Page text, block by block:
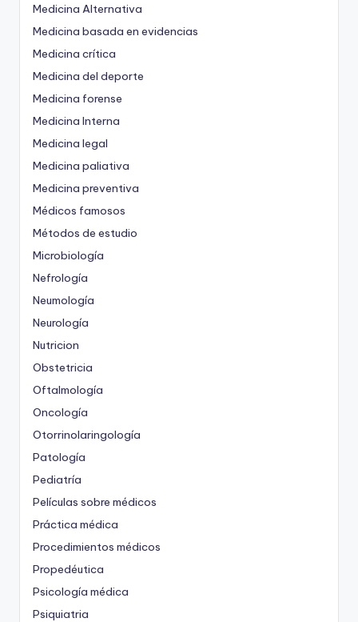
Medicina Alternativa
Medicina basada en evidencias
Medicina crítica
Medicina del deporte
Medicina forense
Medicina Interna
Medicina legal
Medicina paliativa
Medicina preventiva
Médicos famosos
Métodos de estudio
Microbiología
Nefrología
Neumología
Neurología
Nutricion
Obstetricia
Oftalmología
Oncología
Otorrinolaringología
Patología
Pediatría
Películas sobre médicos
Práctica médica
Procedimientos médicos
Propedéutica
Psicología médica
Psiquiatria